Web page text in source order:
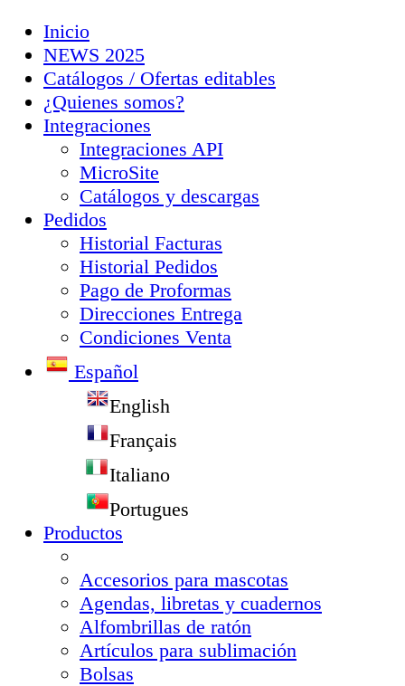
Inicio
NEWS 2025
Catálogos / Ofertas editables
¿Quienes somos?
Integraciones
Integraciones API
MicroSite
Catálogos y descargas
Pedidos
Historial Facturas
Historial Pedidos
Pago de Proformas
Direcciones Entrega
Condiciones Venta
Español
English
Français
Italiano
Portugues
Productos
Accesorios para mascotas
Agendas, libretas y cuadernos
Alfombrillas de ratón
Artículos para sublimación
Bolsas